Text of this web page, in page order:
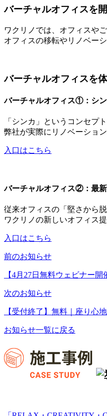
バーチャルオフィスを
ワクリノでは、オフィスや
オフィスの移転やリノベー
バーチャルオフィスを
バーチャルオフィス①：シ
「シンカ」というコンセプ
弊社が実際にリノベーショ
入口はこちら
バーチャルオフィス②：最
従来オフィスの「堅さから
ワクリノの新しいオフィス
入口はこちら
前のお知らせ
【4月27日無料ウェビナー
次のお知らせ
【受付終了】無料｜座り心
お知らせ一覧に戻る